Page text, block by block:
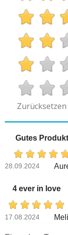
Zurücksetzen
Gutes Produkt
28.09.2024
4 ever in love
17.08.2024 Meli